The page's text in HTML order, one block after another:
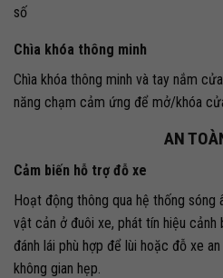
số
Chìa khóa thông minh
Chìa khóa thông minh và tay nắm
năng chạm cảm ứng để mở/khóa
AN
Cảm biến hỗ trợ đỗ xe
Hoạt động thông qua hệ thống sóng
vật cản ở đuôi xe, phát tín hiệu cảnh
đánh lái phù hợp để lùi hoặc đỗ xe
không gian hẹp.